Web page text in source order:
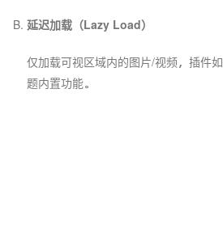
延迟加载（Lazy Load）
仅加载可视区域内的图片/视频，插件如
题内置功能。